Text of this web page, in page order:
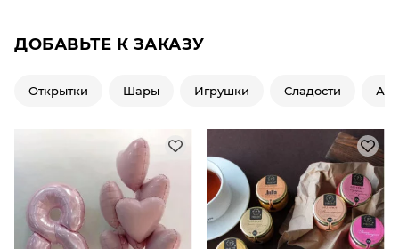
ДОБАВЬТЕ К ЗАКАЗУ
Открытки Шары Игрушки Сладости